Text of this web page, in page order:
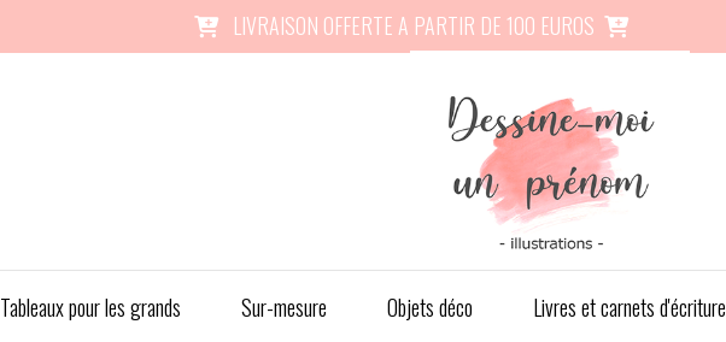
 LIVRAISON OFFERTE A PARTIR DE 100 EUROS 
Tableaux pour les grands Sur-mesure Objets déco Livres et carnets d'écriture